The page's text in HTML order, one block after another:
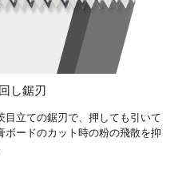
し鋸刃
目立ての鋸刃で、押しても引いて
ボードのカット時の粉の飛散を抑